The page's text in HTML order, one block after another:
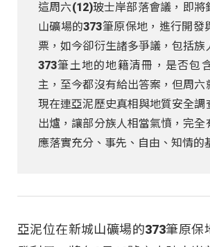
這周六(12)玻士岸部落會議，即將
山礦場的373筆原保地，進行開發
票，如今卻衍生諸多爭議，包括族
373筆土地的地籍清冊，是否包
主，至今都沒有給出答案，但周六
現在連亞泥歷史真相與地質安全調
出爐，讓部分族人相當氣憤，完全
應落實充分、事先、自由、知情的
亞泥位在新城山礦場的373筆原保